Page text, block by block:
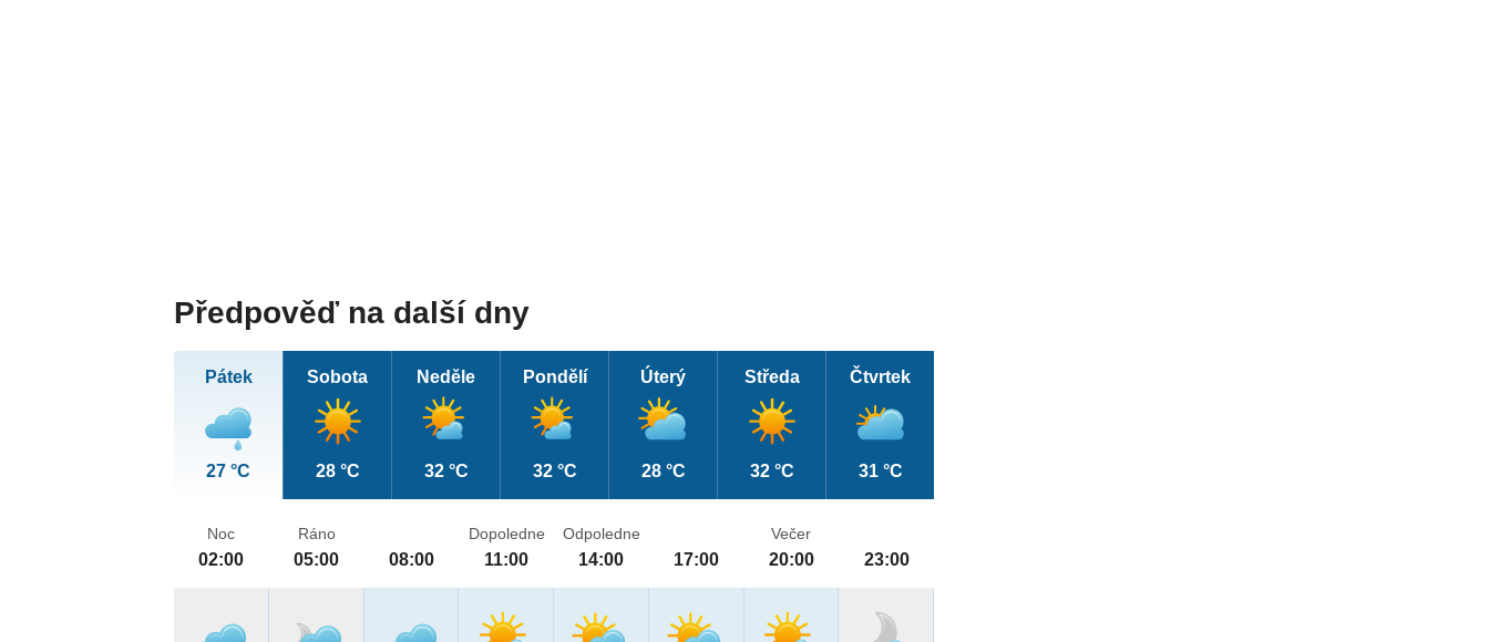
Předpověď na další dny
Pátek
27 °C
Sobota
28 °C
Neděle
32 °C
Pondělí
32 °C
Úterý
28 °C
Středa
32 °C
Čtvrtek
31 °C
Noc
02:00
Ráno
05:00 08:00
Dopoledne
11:00
Odpoledne
14:00 17:00
Večer
20:00 23:00